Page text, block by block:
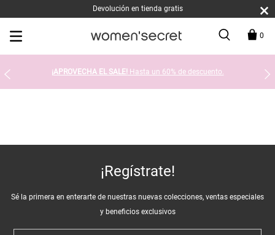
Devolución en tienda gratis
0
¡APROVECHA EL SALE! Hasta un 60% de descuento.
¡Regístrate!
Sé la primera en enterarte de nuestras nuevas colecciones, ventas especiales
y beneficios exclusivos